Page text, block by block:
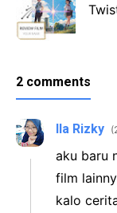
2 comments
Ila Rizky
aku baru
film
kalo